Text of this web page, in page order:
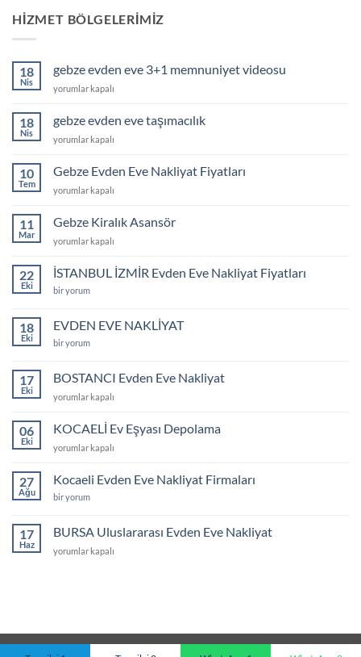
HIZMET BÖLGELERIMIZ
18
Nis
gebze evden eve 3+1 memnuniyet videosu
gebze
3+1
memnuniyet
için
yorumlar kapalı
18
Nis
gebze evden eve taşımacılık
gebze
eve
taşımacılık
için
yorumlar kapalı
10
Tem
Gebze Evden Eve Nakliyat Fiyatları
Gebze
Eve
Nakliyat
Fiyatları
yorumlar kapalı
11
Mar
Gebze Kiralık Asansör
Gebze
Asansör
için
yorumlar kapalı
22
Eki
İSTANBUL İZMİR Evden Eve Nakliyat Fiyatları
İSTANBUL
Eve
Nakliyat
Fiyatları
bir yorum
18
Eki
EVDEN EVE NAKLİYAT
EVDEN
için
bir yorum
17
Eki
BOSTANCI Evden Eve Nakliyat
BOSTANCI
Eve
Nakliyat
için
yorumlar kapalı
06
Eki
KOCAELİ Ev Eşyası Depolama
KOCAELİ
Eşyası
Depolama
için
yorumlar kapalı
27
Ağu
Kocaeli Evden Eve Nakliyat Firmaları
Kocaeli
Nakliyat
Firmaları
için
bir yorum
17
Haz
BURSA Uluslararası Evden Eve Nakliyat
BURSA
yorumlar kapalı